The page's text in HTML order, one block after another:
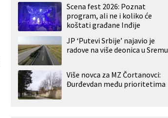
Scena fest 2026: Poznat
program, ali ne i koliko će
koštati građane Inđije
JP ‘Putevi Srbije’ najavio je
radove na više deonica u Sremu
Više novca za MZ Čortanovci:
Đurđevdan među prioritetima